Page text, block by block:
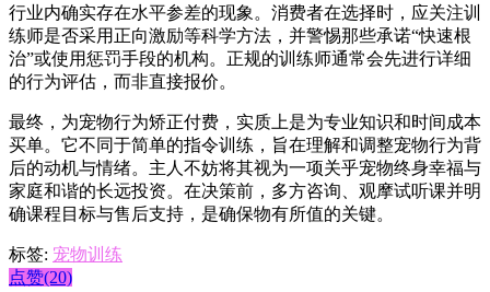
行业内确实存在水平参差的现象。消费者在选择时，应关注训
练师是否采用正向激励等科学方法，并警惕那些承诺“快速根
治”或使用惩罚手段的机构。正规的训练师通常会先进行详细
的行为评估，而非直接报价。
最终，为宠物行为矫正付费，实质上是为专业知识和时间成本
买单。它不同于简单的指令训练，旨在理解和调整宠物行为背
后的动机与情绪。主人不妨将其视为一项关乎宠物终身幸福与
家庭和谐的长远投资。在决策前，多方咨询、观摩试听课并明
确课程目标与售后支持，是确保物有所值的关键。
标签: 宠物训练
点赞(20)